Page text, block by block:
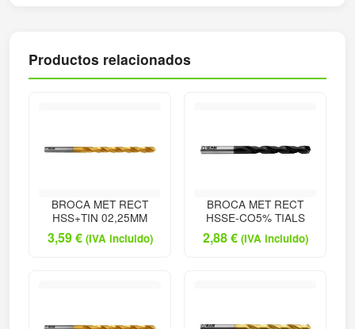
Productos relacionados
BROCA MET RECT
HSS+TIN 02,25MM
3,59€ (IVA incluido)
BROCA MET RECT
HSSE-CO5% TIALS
2,88€ (IVA incluido)